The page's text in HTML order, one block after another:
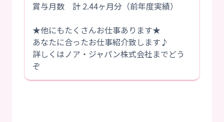
賞与月数 計 2.44ヶ月分（前年度実績）
★他にもたくさんお仕事あります★
あなたに合ったお仕事紹介致します♪
詳しくはノア・ジャパン株式会社までどう
ぞ